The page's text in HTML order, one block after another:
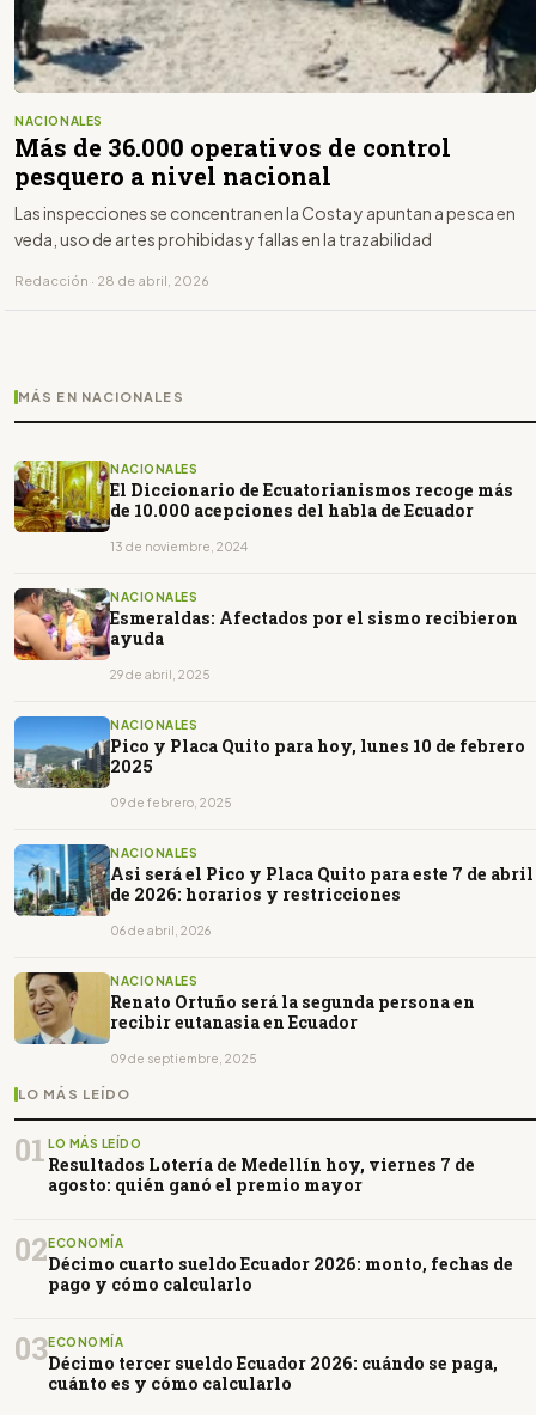
NACIONALES
Más de 36.000 operativos de control
pesquero a nivel nacional
Las inspecciones se concentran en la Costa y apuntan a pesca en
veda, uso de artes prohibidas y fallas en la trazabilidad
Redacción · 28 de abril, 2026
MÁS EN NACIONALES
NACIONALES
El Diccionario de Ecuatorianismos recoge más
de 10.000 acepciones del habla de Ecuador
13 de noviembre, 2024
NACIONALES
Esmeraldas: Afectados por el sismo recibieron
ayuda
29 de abril, 2025
NACIONALES
Pico y Placa Quito para hoy, lunes 10 de febrero
2025
09 de febrero, 2025
NACIONALES
Asi será el Pico y Placa Quito para este 7 de abril
de 2026: horarios y restricciones
06 de abril, 2026
NACIONALES
Renato Ortuño será la segunda persona en
recibir eutanasia en Ecuador
09 de septiembre, 2025
LO MÁS LEÍDO
01 LO MÁS LEÍDO
Resultados Lotería de Medellín hoy, viernes 7 de
agosto: quién ganó el premio mayor
02ECONOMÍA
Décimo cuarto sueldo Ecuador 2026: monto, fechas de
pago y cómo calcularlo
03ECONOMÍA
Décimo tercer sueldo Ecuador 2026: cuándo se paga,
cuánto es y cómo calcularlo